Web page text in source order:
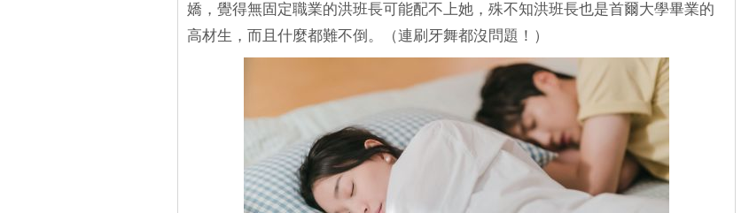
嬌，覺得無固定職業的洪班長可能配不上她，殊不知洪班長也是首爾大學畢業的
高材生，而且什麼都難不倒。（連刷牙舞都沒問題！）